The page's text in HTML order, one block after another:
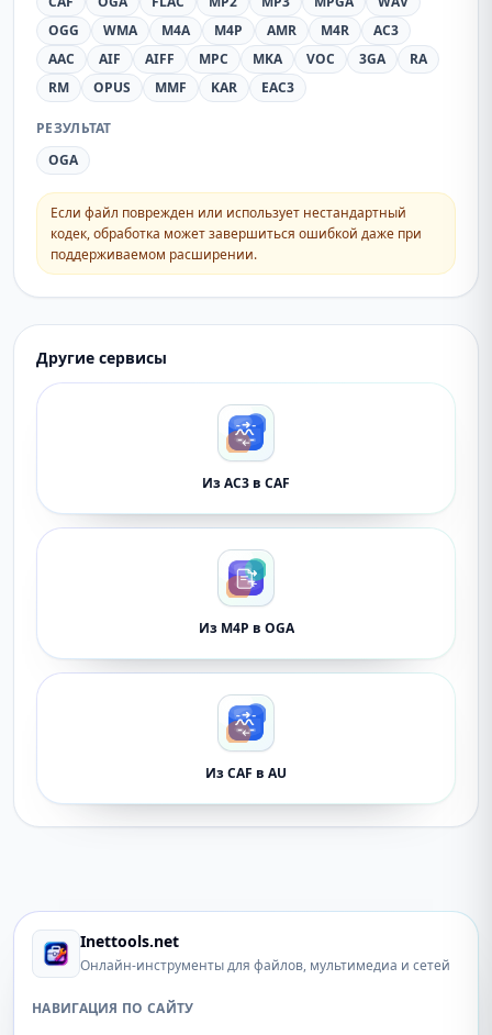
OGG
WMA M4A M4P AMR M4R
AC3
AAC
AIF AIFF MPC MKA VOC 3GA
RA
RM
OPUS MMF KAR EAC3
РЕЗУЛЬТАТ
OGA
Если файл поврежден или использует нестандартный
кодек, обработка может завершиться ошибкой даже при
поддерживаемом расширении.
Другие сервисы
Из AC3 в CAF
Из M4P в OGA
Из CAF в AU
Inettools.net
Онлайн-инструменты для файлов, мультимедиа и сетей
НАВИГАЦИЯ ПО САЙТУ